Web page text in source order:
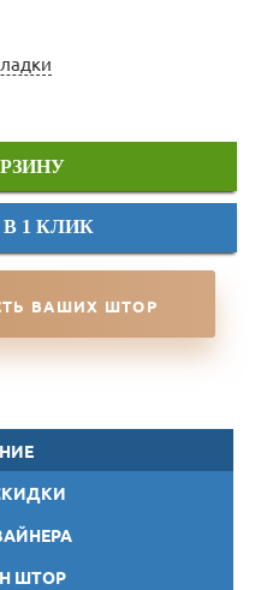
1 КЛИК
ВАШИХ ШТОР
ШТОР